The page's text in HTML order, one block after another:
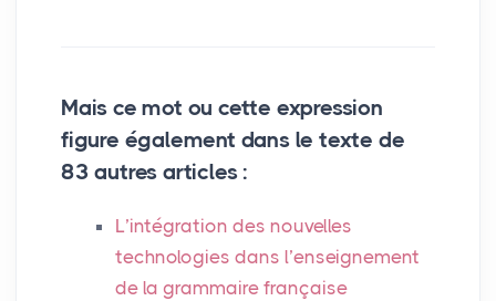
Mais ce mot ou cette expression
figure également dans le texte de
83 autres articles :
L’intégration des nouvelles
technologies dans l’enseignement
de la grammaire française